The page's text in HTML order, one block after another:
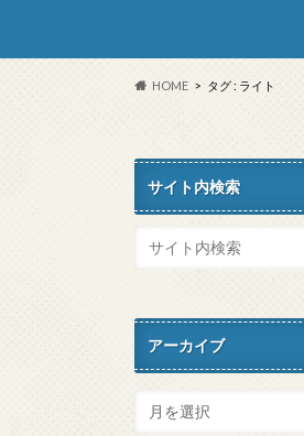
HOME タグ : ライト
サイト内検索
アーカイブ